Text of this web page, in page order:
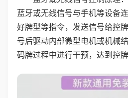
蓝牙或无线信号与手机等设备
好牌型等指令，发送信号给控
号后驱动内部微型电机或机械
码牌过程中进行干预，达到控牌